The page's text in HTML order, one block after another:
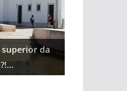
superior da